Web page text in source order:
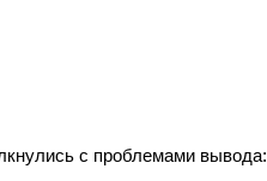
с проблемами вывода: